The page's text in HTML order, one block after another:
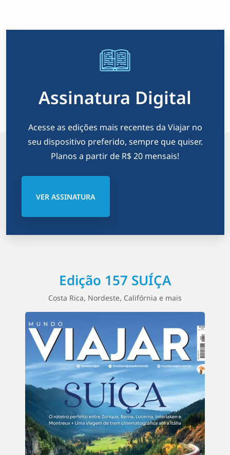
Assinatura Digital
Acesse as edições mais recentes da Viajar no
seu dispositivo preferido, sempre que quiser.
Planos a partir de R$ 20 mensais!
VER ASSINATURA
Edição 157 SUÍÇA
Costa Rica, Nordeste, Califórnia e mais